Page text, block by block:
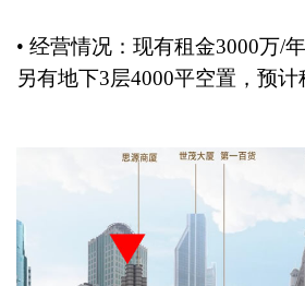
• 经营情况：现有租金3000万/年
另有地下3层4000平空置，预